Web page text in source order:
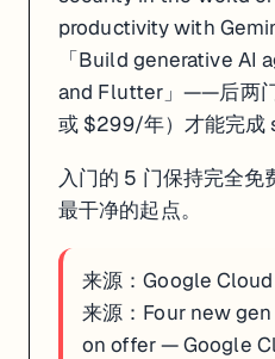
productivity with
「Build generative AI
and Flutter」——后两
或 $299/年）才能完成
入门的 5 门保持完全免
最干净的起点。
来源：Google
来源： Four new
on offer — Google